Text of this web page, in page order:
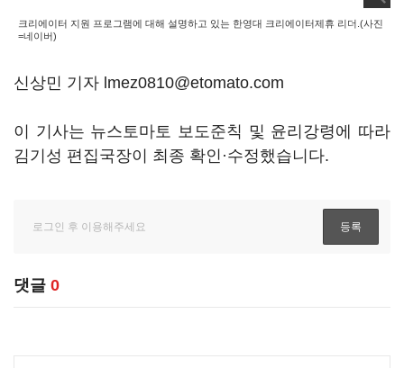
크리에이터 지원 프로그램에 대해 설명하고 있는 한영대 크리에이터제휴 리더.(사진
=네이버)
신상민 기자 lmez0810@etomato.com
이 기사는 뉴스토마토 보도준칙 및 윤리강령에 따라
김기성 편집국장이 최종 확인·수정했습니다.
댓글 0